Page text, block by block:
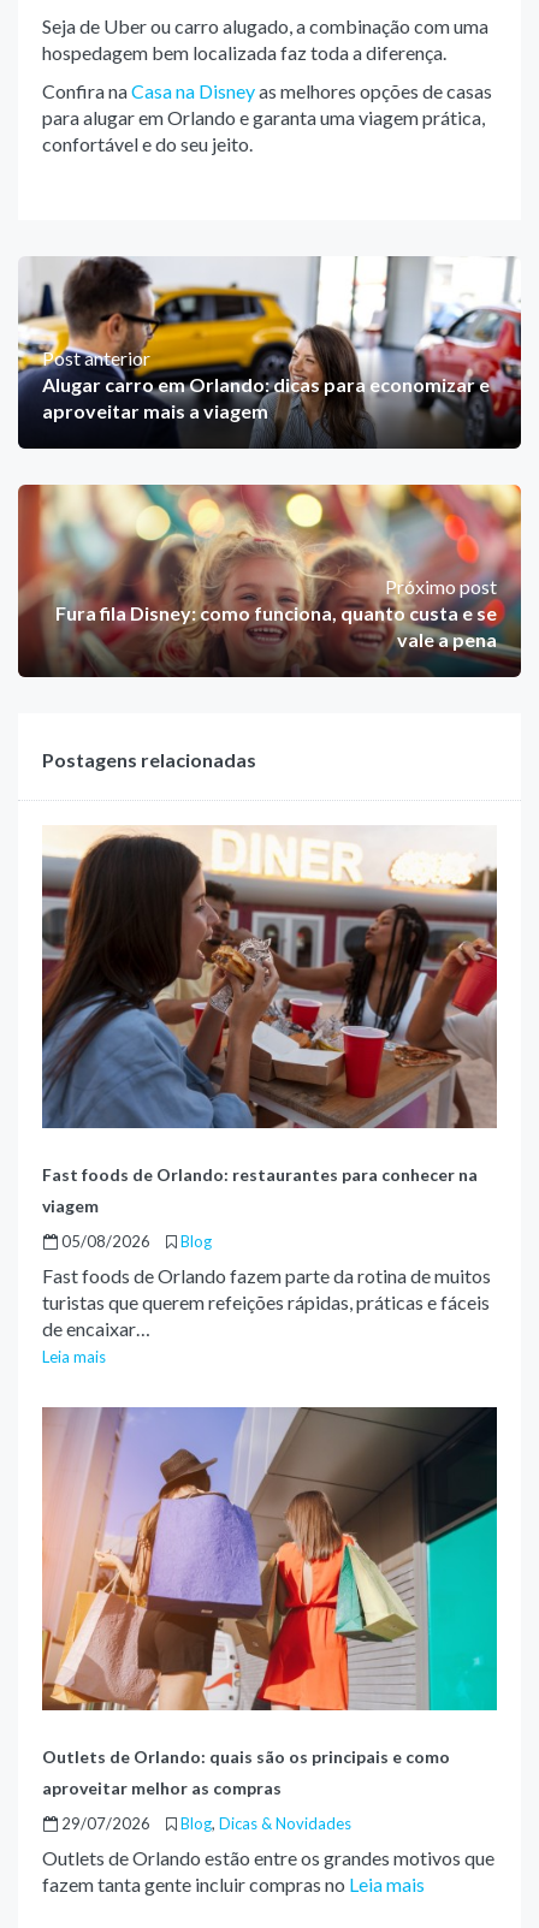
Seja de Uber ou carro alugado, a combinação com uma
hospedagem bem localizada faz toda a diferença.
Confira naCasa na Disneyas melhores opções de casas
para alugar em Orlando e garanta uma viagem prática,
confortável e do seu jeito.
Post anterior
Alugar carro em Orlando: dicas para economizar e
aproveitar mais a viagem
Próximo post
Fura fila Disney: como funciona, quanto custa e se
vale a pena
Postagens relacionadas
Fast foods de Orlando: restaurantes para conhecer na
viagem
05/08/2026 Blog
Fast foods de Orlando fazem parte da rotina de muitos
turistas que querem refeições rápidas, práticas e fáceis
de encaixar…
Leia mais
Outlets de Orlando: quais são os principais e como
aproveitar melhor as compras
29/07/2026 Blog, Dicas & Novidades
Outlets de Orlando estão entre os grandes motivos que
fazem tanta gente incluir compras no Leia mais